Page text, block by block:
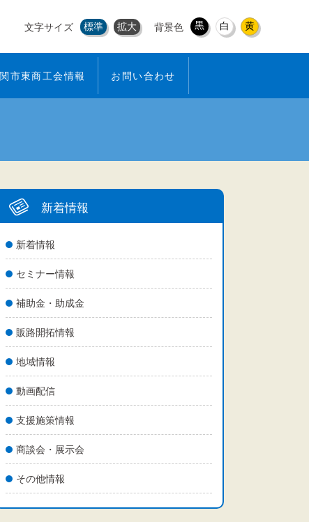
文字サイズ 標準 拡大 背景色 黒 白 黄
関市東商工会情報 お問い合わせ
新着情報
新着情報
セミナー情報
補助金・助成金
販路開拓情報
地域情報
動画配信
支援施策情報
商談会・展示会
その他情報